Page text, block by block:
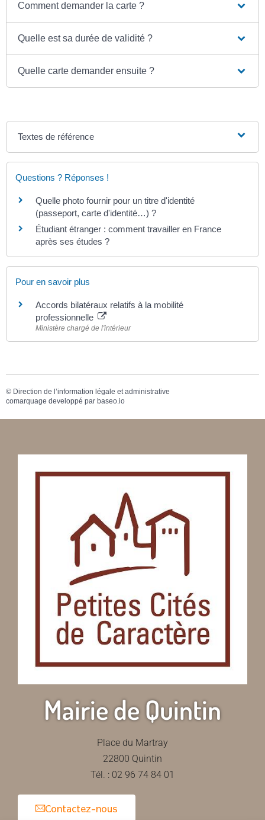
Comment demander la carte ?
Quelle est sa durée de validité ?
Quelle carte demander ensuite ?
Textes de référence
Questions ? Réponses !
Quelle photo fournir pour un titre d'identité
(passeport, carte d'identité…) ?
Étudiant étranger : comment travailler en France
après ses études ?
Pour en savoir plus
Accords bilatéraux relatifs à la mobilité
professionnelle
Ministère chargé de l'intérieur
© Direction de l’information légale et administrative
comarquage developpé par baseo.io
Mairie de Quintin
Place du Martray
22800 Quintin
Tél. : 02 96 74 84 01
Contactez-nous